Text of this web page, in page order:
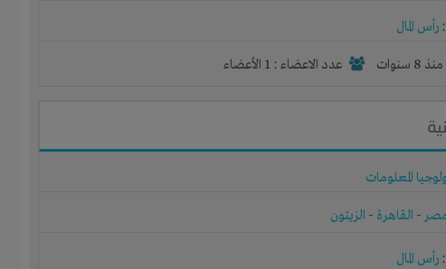
رأس المال
منذ 8 سنوات عدد الاعضاء : 1 الأعضاء
المعلومات
- القاهرة - الزيتون
رأس المال